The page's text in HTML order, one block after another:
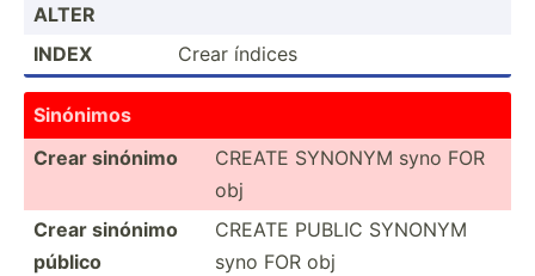
ALTER
INDEX
Crear índices
Sinónimos
Crear sinónimo
CREATE SYNONYM syno FOR
obj
Crear sinónimo
público
CREATE PUBLIC SYNONYM
syno FOR obj